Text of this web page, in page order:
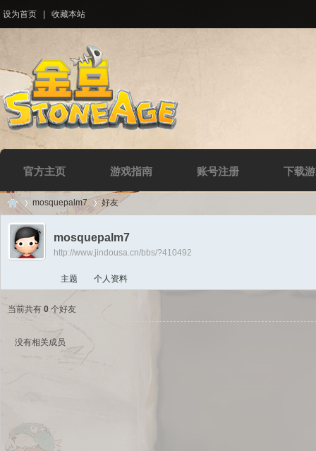
设为首页 收藏本站
官方主页 游戏指南 账号注册 下载
Di ›
mosquepalm7 好友
mosquepalm7
http://www.jindousa.cn/bbs/?410492
主题 个人资料
当前共有 0 个好友
没有相关成员